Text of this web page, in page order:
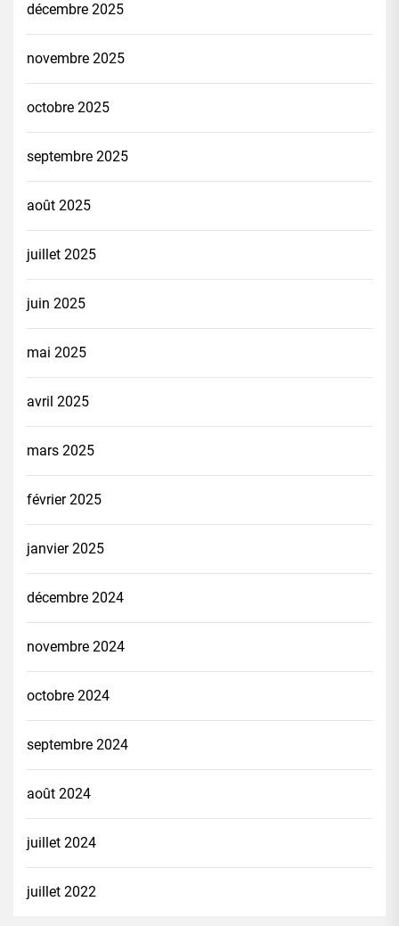
décembre 2025
novembre 2025
octobre 2025
septembre 2025
août 2025
juillet 2025
juin 2025
mai 2025
avril 2025
mars 2025
février 2025
janvier 2025
décembre 2024
novembre 2024
octobre 2024
septembre 2024
août 2024
juillet 2024
juillet 2022